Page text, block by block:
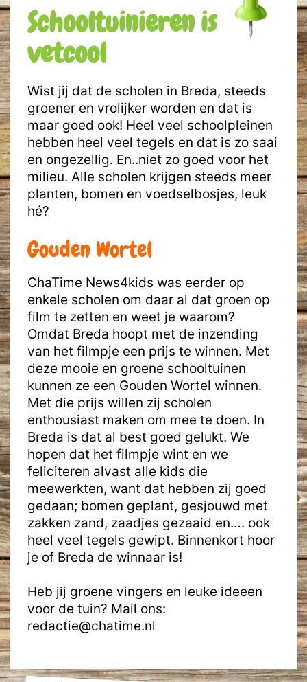
Schooltuinieren is
vetcool
Wist jij dat de scholen in Breda, steeds
groener en vrolijker worden en dat is
maar goed ook! Heel veel schoolpleinen
hebben heel veel tegels en dat is zo saai
en ongezellig. En..niet zo goed voor het
milieu. Alle scholen krijgen steeds meer
planten, bomen en voedselbosjes, leuk
hé?
Gouden Wortel
ChaTime News4kids was eerder op
enkele scholen om daar al dat groen op
film te zetten en weet je waarom?
Omdat Breda hoopt met de inzending
van het filmpje een prijs te winnen. Met
deze mooie en groene schooltuinen
kunnen ze een Gouden Wortel winnen.
Met die prijs willen zij scholen
enthousiast maken om mee te doen. In
Breda is dat al best goed gelukt. We
hopen dat het filmpje wint en we
feliciteren alvast alle kids die
meewerkten, want dat hebben zij goed
gedaan; bomen geplant, gesjouwd met
zakken zand, zaadjes gezaaid en…. ook
heel veel tegels gewipt. Binnenkort hoor
je of Breda de winnaar is!
Heb jij groene vingers en leuke ideeen
voor de tuin? Mail ons:
redactie@chatime.nl